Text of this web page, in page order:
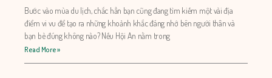
Bước vào mùa du lịch, chắc hẳn bạn cũng đang tìm kiếm một vài địa
điểm vi vu để tạo ra những khoảnh khắc đáng nhớ bên người thân và
bạn bè đúng không nào? Nếu Hội An nằm trong
Read More »